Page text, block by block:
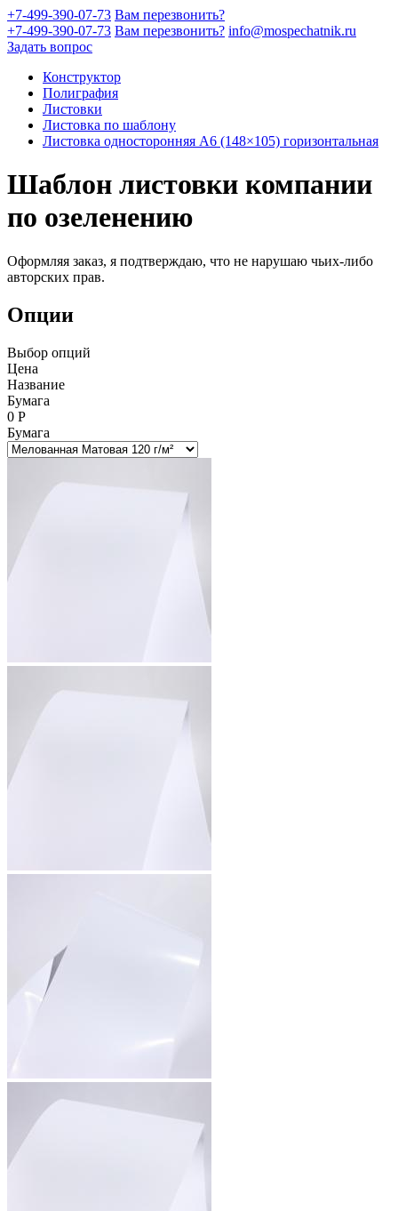
+7-499-390-07-73 Вам перезвонить?
+7-499-390-07-73 Вам перезвонить? info@mospechatnik.ru
Задать вопрос
Конструктор
Полиграфия
Листовки
Листовка по шаблону
Листовка односторонняя A6 (148×105) горизонтальная
Шаблон листовки компании
по озеленению
Оформляя заказ, я подтверждаю, что не нарушаю чьих-либо
авторских прав.
Опции
Выбор опций
Цена
Название
Бумага
0 Р
Бумага